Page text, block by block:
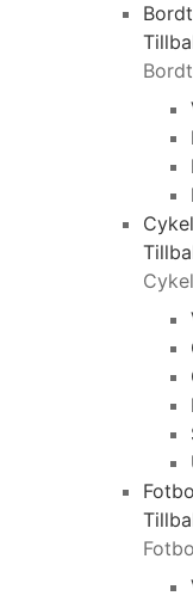
Cykel
Cykel